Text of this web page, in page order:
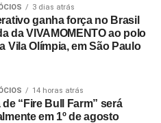
3 dias atrás
ganha força no Brasil
da VIVAMOMENTO ao polo
Vila Olímpia, em São Paulo
14 horas atrás
“Fire Bull Farm” será
em 1º de agosto